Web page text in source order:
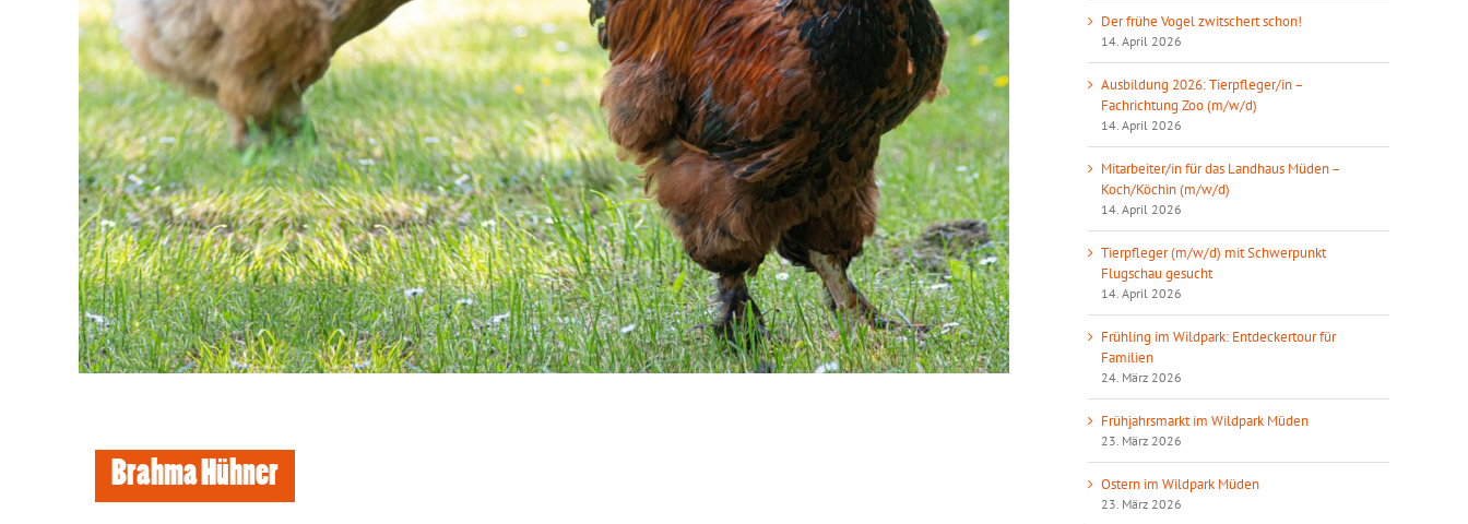
Brahma Hühner
Der frühe Vogel zwitschert schon!
14. April 2026
Ausbildung 2026: Tierpfleger/in –
Fachrichtung Zoo (m/w/d)
14. April 2026
Mitarbeiter/in für das Landhaus Müden –
Koch/Köchin (m/w/d)
14. April 2026
Tierpfleger (m/w/d) mit Schwerpunkt
Flugschau gesucht
14. April 2026
Frühling im Wildpark: Entdeckertour für
Familien
24. März 2026
Frühjahrsmarkt im Wildpark Müden
23. März 2026
Ostern im Wildpark Müden
23. März 2026